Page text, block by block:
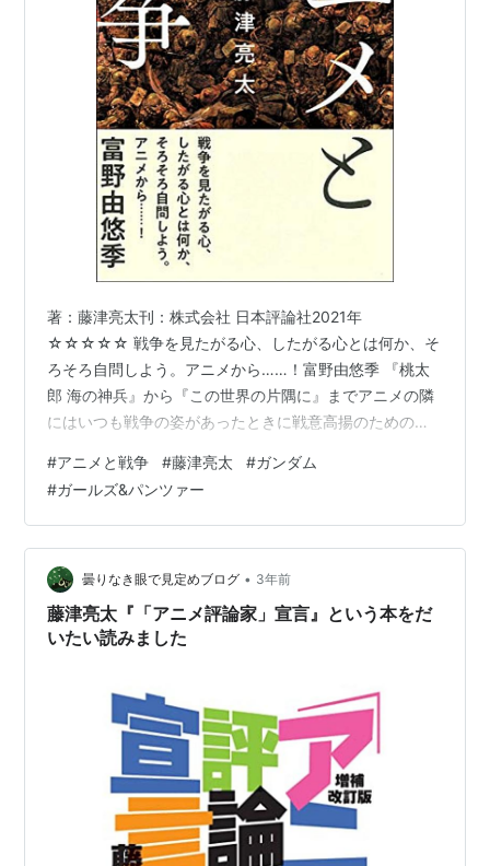
著：藤津亮太刊：株式会社 日本評論社2021年
☆☆☆☆☆ 戦争を見たがる心、したがる心とは何か、そ
ろそろ自問しよう。アニメから……！富野由悠季 『桃太
郎 海の神兵』から『この世界の片隅に』までアニメの隣
にはいつも戦争の姿があったときに戦意高揚のためのプ
せる舞台としてアニメはいかに戦争を描いてきたのかそ
の系譜をたどり、両者の関係を改めて問い直す このブロ
グで度々書いてきた事があります。ミリタリー要素は苦
手。銃や兵器をカッコいいとか言うのは人殺しの道具を
無邪気に肯定しているように思えて、倫理観や罪悪感の
面でどこか自分の中でブレーキがかかってしまう。…
#アニメと戦争 #藤津亮太 #ガンダム
#ガールズ&パンツァー
曇りなき眼で見定めブログ • 3年前
藤津亮太『「アニメ評論家」宣言』という本をだ
いたい読みました